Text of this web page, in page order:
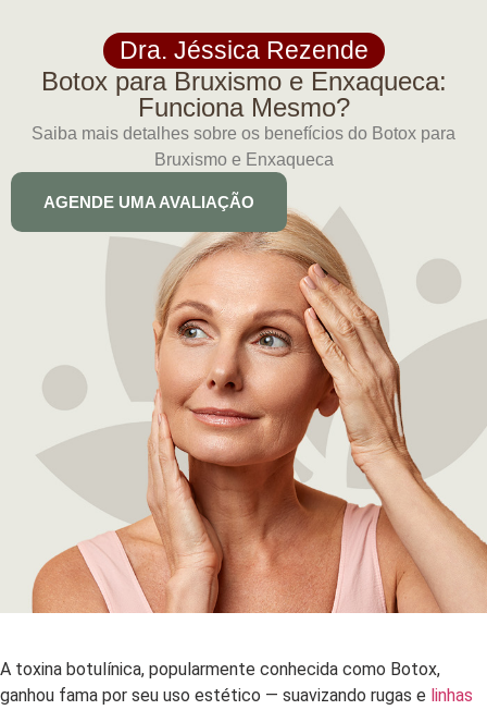
Dra. Jéssica Rezende
Botox para Bruxismo e Enxaqueca:
Funciona Mesmo?
Saiba mais detalhes sobre os benefícios do Botox para
Bruxismo e Enxaqueca
AGENDE UMA AVALIAÇÃO
A toxina botulínica, popularmente conhecida como Botox,
ganhou fama por seu uso estético — suavizando rugas e linhas